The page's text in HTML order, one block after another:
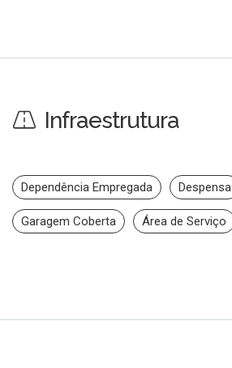
Infraestrutura
Dependência Empregada Despensa
Garagem Coberta Área de Serviço